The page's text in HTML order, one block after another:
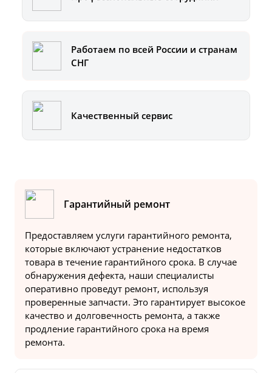
Работаем по всей России и странам
СНГ
Качественный сервис
Гарантийный ремонт
Предоставляем услуги гарантийного ремонта,
которые включают устранение недостатков
товара в течение гарантийного срока. В случае
обнаружения дефекта, наши специалисты
оперативно проведут ремонт, используя
проверенные запчасти. Это гарантирует высокое
качество и долговечность ремонта, а также
продление гарантийного срока на время
ремонта.